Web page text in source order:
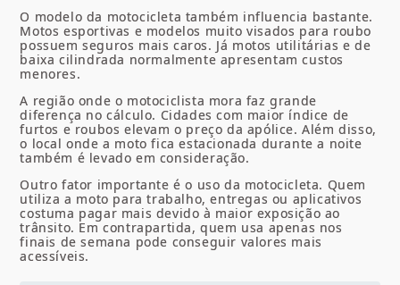
O modelo da motocicleta também influencia bastante.
Motos esportivas e modelos muito visados para roubo
possuem seguros mais caros. Já motos utilitárias e de
baixa cilindrada normalmente apresentam custos
menores.
A região onde o motociclista mora faz grande
diferença no cálculo. Cidades com maior índice de
furtos e roubos elevam o preço da apólice. Além disso,
o local onde a moto fica estacionada durante a noite
também é levado em consideração.
Outro fator importante é o uso da motocicleta. Quem
utiliza a moto para trabalho, entregas ou aplicativos
costuma pagar mais devido à maior exposição ao
trânsito. Em contrapartida, quem usa apenas nos
finais de semana pode conseguir valores mais
acessíveis.